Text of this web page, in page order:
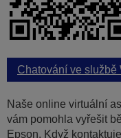
Chatování ve službě
Naše online virtuální
vám pomohla vyřešit
Epson. Když